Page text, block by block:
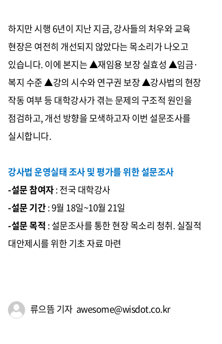
하지만 시행 6년이 지난 지금, 강사들의 처우와 교육
현장은 여전히 개선되지 않았다는 목소리가 나오고
있습니다. 이에 본지는 ▲재임용 보장 실효성 ▲임금·
복지 수준 ▲강의 시수와 연구권 보장 ▲강사법의 현장
작동 여부 등 대학강사가 겪는 문제의 구조적 원인을
점검하고, 개선 방향을 모색하고자 이번 설문조사를
실시합니다.
강사법 운영실태 조사 및 평가를 위한 설문조사
-설문 참여자: 전국 대학강사
-설문 기간: 9월 18일~10월 21일
-설문 목적 : 설문조사를 통한 현장 목소리 청취. 실질적
대안제시를 위한 기초 자료 마련
류으뜸 기자 awesome@wisdot.co.kr